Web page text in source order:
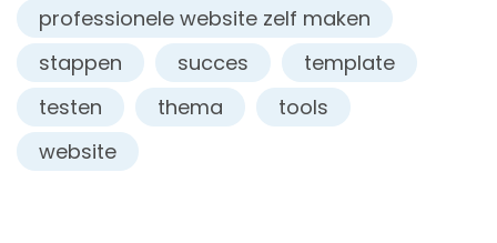
professionele website zelf maken
stappen
succes
template
testen
thema
tools
website